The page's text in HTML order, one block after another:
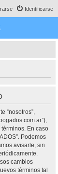
Identificarse
“nosotros”,
En caso
Podemos
avisarle, sin
cambios
términos tal